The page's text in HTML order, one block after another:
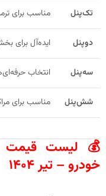
تک‌پنل مناسب برای
دوپنل ایده‌آل برای
سه‌پنل انتخاب
شش‌پنل مناسب برای
💰 لیست قیمت
خودرو – تیر ۱۴۰۴